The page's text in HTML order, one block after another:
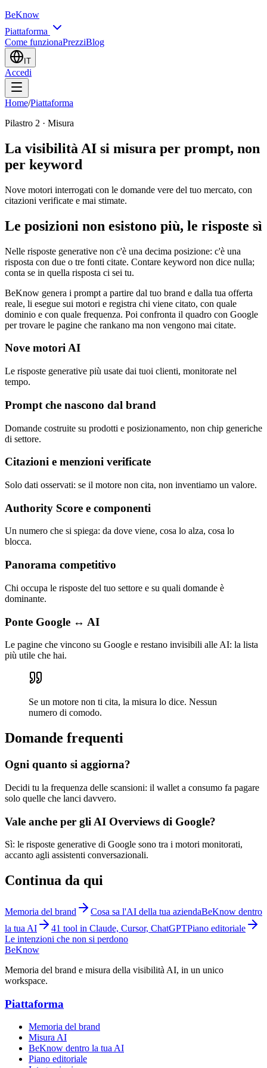
BeKnow
Piattaforma
Come funzionaPrezziBlog
IT
Accedi
Home/Piattaforma
Pilastro 2 · Misura
La visibilità AI si misura per prompt, non
per keyword
Nove motori interrogati con le domande vere del tuo mercato, con
citazioni verificate e mai stimate.
Le posizioni non esistono più, le risposte sì
Nelle risposte generative non c'è una decima posizione: c'è una
risposta con due o tre fonti citate. Contare keyword non dice nulla;
conta se in quella risposta ci sei tu.
BeKnow genera i prompt a partire dal tuo brand e dalla tua offerta
reale, li esegue sui motori e registra chi viene citato, con quale
dominio e con quale frequenza. Poi confronta il quadro con Google
per trovare le pagine che rankano ma non vengono mai citate.
Nove motori AI
Le risposte generative più usate dai tuoi clienti, monitorate nel
tempo.
Prompt che nascono dal brand
Domande costruite su prodotti e posizionamento, non chip generiche
di settore.
Citazioni e menzioni verificate
Solo dati osservati: se il motore non cita, non inventiamo un valore.
Authority Score e componenti
Un numero che si spiega: da dove viene, cosa lo alza, cosa lo
blocca.
Panorama competitivo
Chi occupa le risposte del tuo settore e su quali domande è
dominante.
Ponte Google ↔ AI
Le pagine che vincono su Google e restano invisibili alle AI: la lista
più utile che hai.
Se un motore non ti cita, la misura lo dice. Nessun
numero di comodo.
Domande frequenti
Ogni quanto si aggiorna?
Decidi tu la frequenza delle scansioni: il wallet a consumo fa pagare
solo quelle che lanci davvero.
Vale anche per gli AI Overviews di Google?
Sì: le risposte generative di Google sono tra i motori monitorati,
accanto agli assistenti conversazionali.
Continua da qui
Memoria del brand Cosa sa l'AI della tua aziendaBeKnow dentro
la tua AI
41 tool in Claude, Cursor, ChatGPTPiano editoriale
Le intenzioni che non si perdono
BeKnow
Memoria del brand e misura della visibilità AI, in un unico
workspace.
Piattaforma
Memoria del brand
Misura AI
BeKnow dentro la tua AI
Piano editoriale